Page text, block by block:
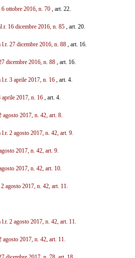
6 ottobre 2016, n. 70, art. 22.
l.r. 16 dicembre 2016, n. 85, art. 20.
l.r. 27 dicembre 2016, n. 88, art. 16.
dicembre 2016, n. 88, art. 16.
l.r. 3 aprile 2017, n. 16, art. 4.
aprile 2017, n. 16, art. 4.
agosto 2017, n. 42, art. 8.
l.r. 2 agosto 2017, n. 42, art. 9.
2017, n. 42, art. 9.
2017, n. 42, art. 10.
agosto 2017, n. 42, art. 11.
l.r. 2 agosto 2017, n. 42, art. 11.
agosto 2017, n. 42, art. 11.